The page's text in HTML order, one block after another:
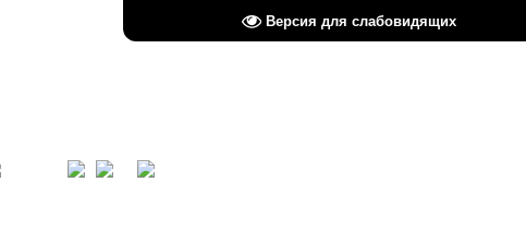
Версия для слабовидящих